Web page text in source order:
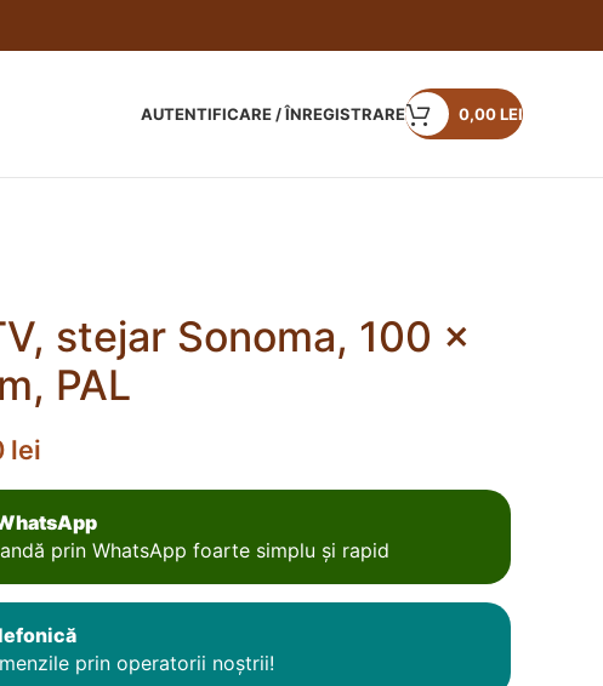
AUTENTIFICARE / ÎNREGISTRARE 0,00LEI
stejar Sonoma, 100 x
PAL
lei
prin WhatsApp foarte simplu și rapid
prin operatorii noștrii!